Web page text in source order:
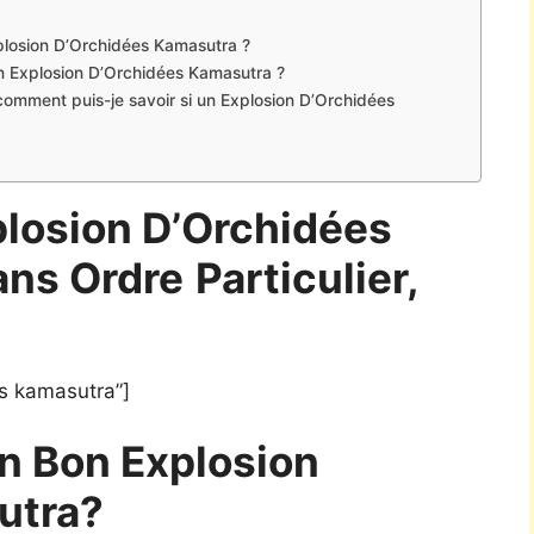
D’Orchidées Kamasutra ?
D’Orchidées Kamasutra ?
puis-je savoir si un Explosion D’Orchidées
D’Orchidées
Ordre Particulier,
kamasutra”]
Bon Explosion